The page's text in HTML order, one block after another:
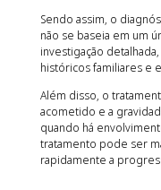
Sendo assim, o
não se baseia em um
investigação
históricos familiares e
Além disso, o
acometido e a
quando há
tratamento pode ser
rapidamente a